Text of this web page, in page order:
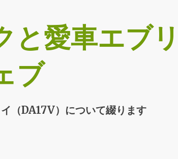
と愛車エブ
ブ
（DA17V）について綴ります